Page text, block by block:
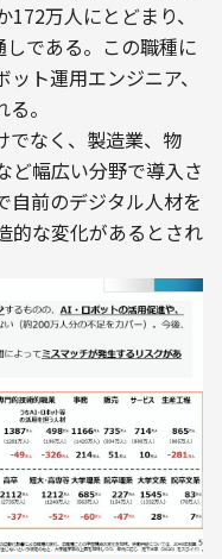
万人にとどまり、
である。この職種に
ト運用エンジニア、
。
でなく、製造業、物
ど幅広い分野で導入さ
自前のデジタル人材を
的な変化があるとされ